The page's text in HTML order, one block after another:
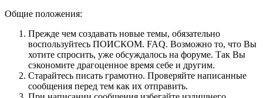
Общие положения:
Прежде чем создавать новые темы, обязательно
воспользуйтесь ПОИСКОМ. FAQ. Возможно то, что Вы
хотите спросить, уже обсуждалось на форуме. Так Вы
сэкономите драгоценное время себе и другим.
Старайтесь писать грамотно. Проверяйте написанные
сообщения перед тем как их отправить.